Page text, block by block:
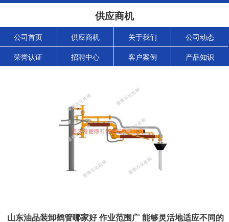
供应商机
公司首页 供应商机 关于我们 公司动态
荣誉认证 招聘中心 客户案例 产品知识
山东油品装卸鹤管哪家好 作业范围广 能够灵活地适应不同的